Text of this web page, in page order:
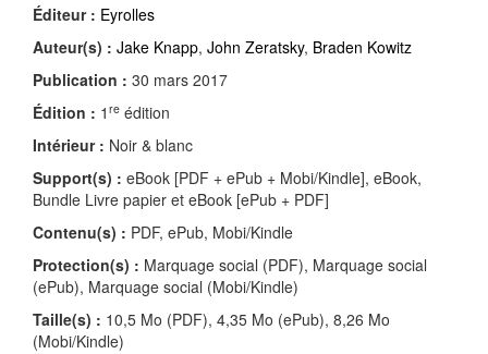
Éditeur : Eyrolles
Auteur(s) : Jake Knapp, John Zeratsky, Braden Kowitz
Publication : 30 mars 2017
Édition : 1 re édition
Intérieur : Noir & blanc
Support(s) : eBook [PDF + ePub + Mobi/Kindle], eBook,
Bundle Livre papier et eBook [ePub + PDF]
Contenu(s) : PDF, ePub, Mobi/Kindle
Protection(s) : Marquage social (PDF), Marquage social
(ePub), Marquage social (Mobi/Kindle)
Taille(s) : 10,5 Mo (PDF), 4,35 Mo (ePub), 8,26 Mo
(Mobi/Kindle)